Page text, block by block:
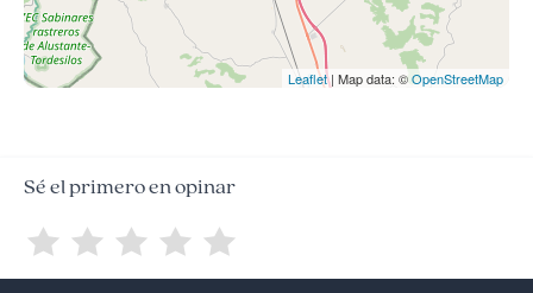
Leaflet| Map data: ©OpenStreetMap
Sé el primero en opinar